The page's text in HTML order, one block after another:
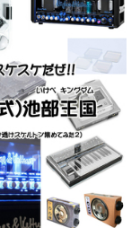
エフェクター
DTM
レコーディング機器
楽器アクセサリ